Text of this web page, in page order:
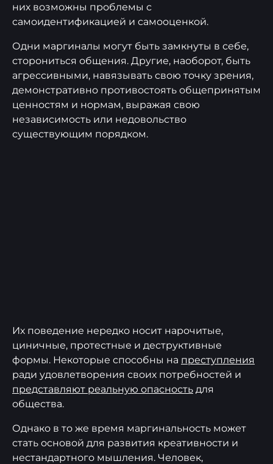
них возможны проблемы с
самоидентификацией и самооценкой.
Одни маргиналы могут быть замкнуты в себе,
сторониться общения. Другие, наоборот, быть
агрессивными, навязывать свою точку зрения,
демонстративно противостоять общепринятым
ценностям и нормам, выражая свою
независимость или недовольство
существующим порядком.
Их поведение нередко носит нарочитые,
циничные, протестные и деструктивные
формы. Некоторые способны на преступления
ради удовлетворения своих потребностей и
представляют реальную опасность для
общества.
Однако в то же время маргинальность может
стать основой для развития креативности и
нестандартного мышления. Человек,